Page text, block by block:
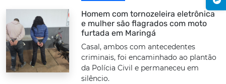
Homem com tornozeleira eletrônica
e mulher são flagrados com moto
furtada em Maringá
Casal, ambos com antecedentes
criminais, foi encaminhado ao plantão
da Polícia Civil e permaneceu em
silêncio.